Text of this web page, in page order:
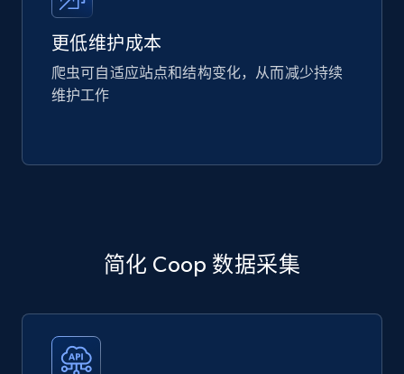
更低维护成本
爬虫可自适应站点和结构变化，从而减少持续
维护工作
简化 Coop 数据采集